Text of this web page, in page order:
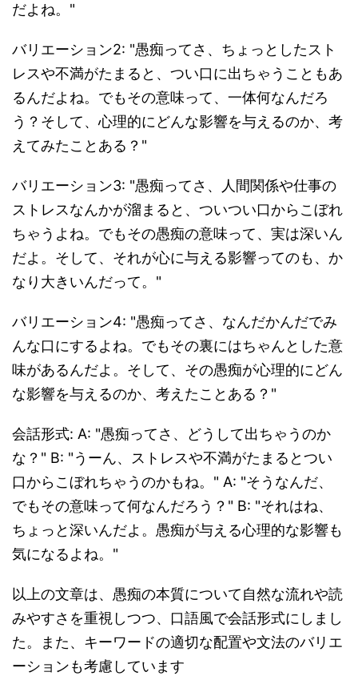
だよね。"
バリエーション2: "愚痴ってさ、ちょっとしたスト
レスや不満がたまると、つい口に出ちゃうこともあ
るんだよね。でもその意味って、一体何なんだろ
う？そして、心理的にどんな影響を与えるのか、考
えてみたことある？"
バリエーション3: "愚痴ってさ、人間関係や仕事の
ストレスなんかが溜まると、ついつい口からこぼれ
ちゃうよね。でもその愚痴の意味って、実は深いん
だよ。そして、それが心に与える影響ってのも、か
なり大きいんだって。"
バリエーション4: "愚痴ってさ、なんだかんだでみ
んな口にするよね。でもその裏にはちゃんとした意
味があるんだよ。そして、その愚痴が心理的にどん
な影響を与えるのか、考えたことある？"
会話形式: A: "愚痴ってさ、どうして出ちゃうのか
な？" B: "うーん、ストレスや不満がたまるとつい
口からこぼれちゃうのかもね。" A: "そうなんだ、
でもその意味って何なんだろう？" B: "それはね、
ちょっと深いんだよ。愚痴が与える心理的な影響も
気になるよね。"
以上の文章は、愚痴の本質について自然な流れや読
みやすさを重視しつつ、口語風で会話形式にしまし
た。また、キーワードの適切な配置や文法のバリエ
ーションも考慮しています